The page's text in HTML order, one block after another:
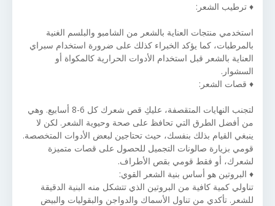
♦ ترطيب الشعر:
استخدمي منتجات العناية بالشعر من الشامبو والبلسم الغنية
بالمرطبات، كما يؤكد الخبراء كذلك على ضرورة استخدام سبراي
العناية بالشعر قبل استخدام الأدوات الحرارية كالمكواة أو
السشوار.
♦ قصات الشعر:
لتجنب النهايات المتقصفة، عليكِ قص شعرك كل 6-8 أسابيع. وهي
من أفضل الطرق التي تحافظ على صحة وحيوية الشعر. لكن لا
ينبغي القيام بذلك بنفسك، حيث تحتاجين لبعض الأدوات المتخصصة.
قومي بزيارة صالونات التجميل للحصول على قصات متميزة
لشعرك، أو فقط قومي بقص الأطراف.
♦ البروتين هو أساس بنية الشعر القوي:
تناولي كمية كافية من البروتين الذي تتشكل منه البنية الدقيقة
للشعر. تأكدي من تناول الأسماك والدواجن والبقوليات والبيض